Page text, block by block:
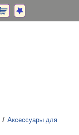
/ Аксессуары для